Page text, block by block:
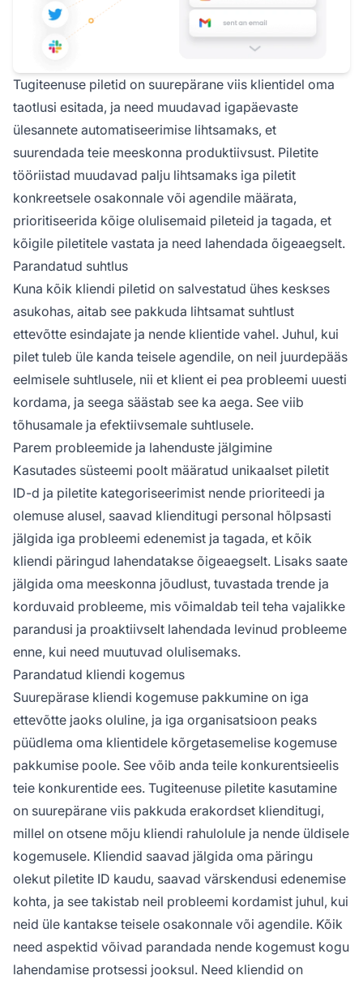
Tugiteenuse piletid on suurepärane viis klientidel oma
taotlusi esitada, ja need muudavad igapäevaste
ülesannete automatiseerimise lihtsamaks, et
suurendada teie meeskonna produktiivsust. Piletite
tööriistad muudavad palju lihtsamaks iga piletit
konkreetsele osakonnale või agendile määrata,
prioritiseerida kõige olulisemaid pileteid ja tagada, et
kõigile piletitele vastata ja need lahendada õigeaegselt.
Parandatud suhtlus
Kuna kõik kliendi piletid on salvestatud ühes keskses
asukohas, aitab see pakkuda lihtsamat suhtlust
ettevõtte esindajate ja nende klientide vahel. Juhul, kui
pilet tuleb üle kanda teisele agendile, on neil juurdepääs
eelmisele suhtlusele, nii et klient ei pea probleemi uuesti
kordama, ja seega säästab see ka aega. See viib
tõhusamale ja efektiivsemale suhtlusele.
Parem probleemide ja lahenduste jälgimine
Kasutades süsteemi poolt määratud unikaalset piletit
ID-d ja piletite kategoriseerimist nende prioriteedi ja
olemuse alusel, saavad klienditugi personal hõlpsasti
jälgida iga probleemi edenemist ja tagada, et kõik
kliendi päringud lahendatakse õigeaegselt. Lisaks saate
jälgida oma meeskonna jõudlust, tuvastada trende ja
korduvaid probleeme, mis võimaldab teil teha vajalikke
parandusi ja proaktiivselt lahendada levinud probleeme
enne, kui need muutuvad olulisemaks.
Parandatud kliendi kogemus
Suurepärase kliendi kogemuse pakkumine on iga
ettevõtte jaoks oluline, ja iga organisatsioon peaks
püüdlema oma klientidele kõrgetasemelise kogemuse
pakkumise poole. See võib anda teile konkurentsieelis
teie konkurentide ees. Tugiteenuse piletite kasutamine
on suurepärane viis pakkuda erakordset klienditugi,
millel on otsene mõju kliendi rahulolule ja nende üldisele
kogemusele. Kliendid saavad jälgida oma päringu
olekut piletite ID kaudu, saavad värskendusi edenemise
kohta, ja see takistab neil probleemi kordamist juhul, kui
neid üle kantakse teisele osakonnale või agendile. Kõik
need aspektid võivad parandada nende kogemust kogu
lahendamise protsessi jooksul. Need kliendid on